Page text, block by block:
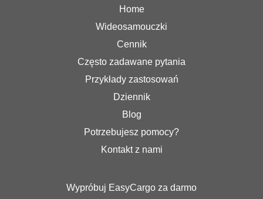
Home
Wideosamouczki
Cennik
Często zadawane pytania
Przykłady zastosowań
Dziennik
Blog
Potrzebujesz pomocy?
Kontakt z nami
Wypróbuj EasyCargo za darmo